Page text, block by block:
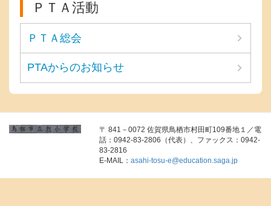
ＰＴＡ活動
ＰＴＡ総会
PTAからのお知らせ
〒 841－0072 佐賀県鳥栖市村田町109番地１／電
話：0942-83-2806（代表）、ファックス：0942-
83-2816
E-MAIL：asahi-tosu-e@education.saga.jp